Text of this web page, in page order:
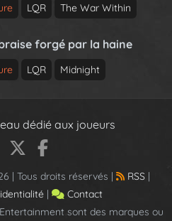
LQR The War Within
forgé par la haine
LQR Midnight
dédié aux joueurs
| Tous droits réservés | RSS|
|
Contact
sont des marques ou